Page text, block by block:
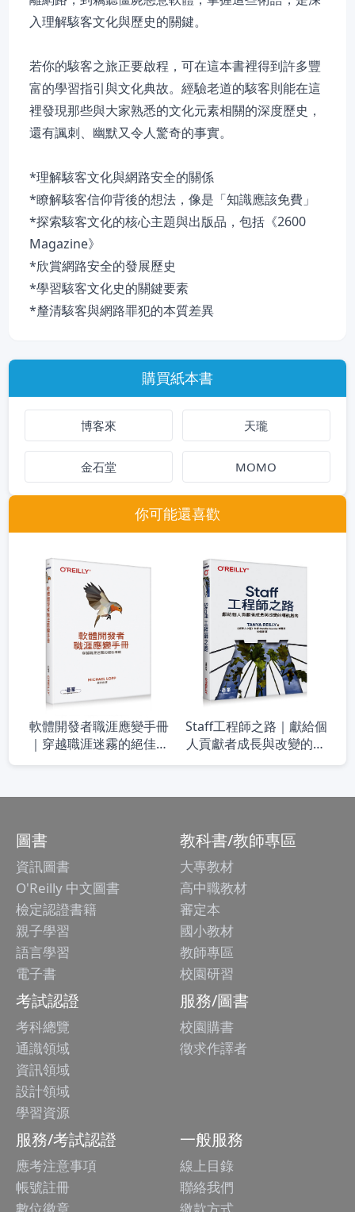
入理解駭客文化與歷史的關鍵。
若你的駭客之旅正要啟程，可在這本書裡得到許多豐
富的學習指引與文化典故。經驗老道的駭客則能在這
裡發現那些與大家熟悉的文化元素相關的深度歷史，
還有諷刺、幽默又令人驚奇的事實。
*理解駭客文化與網路安全的關係
*瞭解駭客信仰背後的想法，像是「知識應該免費」
*探索駭客文化的核心主題與出版品，包括《2600
Magazine》
*欣賞網路安全的發展歷史
*學習駭客文化史的關鍵要素
*釐清駭客與網路罪犯的本質差異
購買紙本書
博客來 天瓏
金石堂 MOMO
你可能還喜歡
軟體開發者職涯應變手冊
｜穿越職涯迷霧的絕佳導
航
Staff工程師之路｜獻給個
人貢獻者成長與改變的導
航指南
圖書
資訊圖書
O'Reilly 中文圖書
檢定認證書籍
親子學習
語言學習
電子書
教科書/教師專區
大專教材
高中職教材
審定本
國小教材
教師專區
校園研習
考試認證
考科總覽
通識領域
資訊領域
設計領域
學習資源
服務/圖書
校園購書
徵求作譯者
服務/考試認證
應考注意事項
帳號註冊
數位徽章
一般服務
線上目錄
聯絡我們
繳款方式